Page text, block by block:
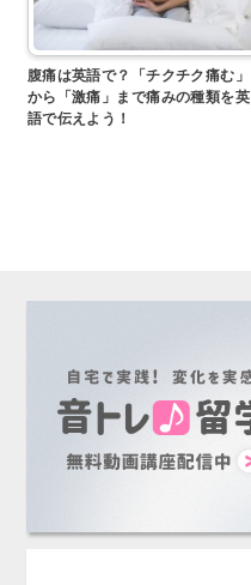
腹痛は英語で？「チクチク痛む」
から「激痛」まで痛みの種類を英
語で伝えよう！